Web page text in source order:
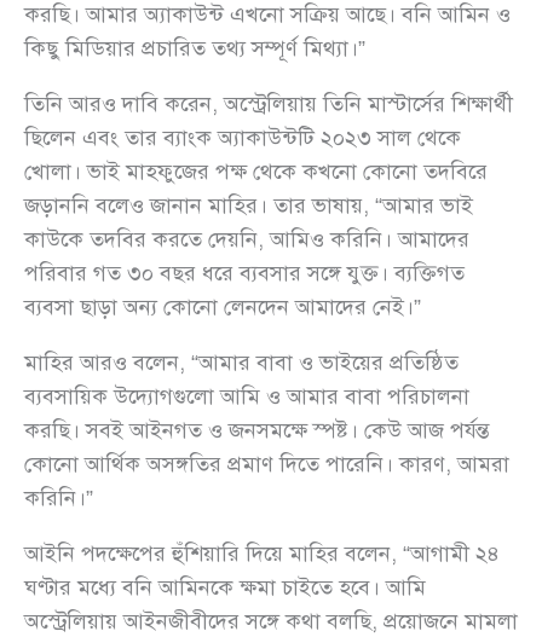
করছি। আমার অ্যাকাউন্ট এখনো সক্রিয় আছে। বনি আমিন ও
কিছু মিডিয়ার প্রচারিত তথ্য সম্পূর্ণ মিথ্যা।”
তিনি আরও দাবি করেন, অস্ট্রেলিয়ায় তিনি মাস্টার্সের শিক্ষার্থী
ছিলেন এবং তার ব্যাংক অ্যাকাউন্টটি ২০২৩ সাল থেকে
খোলা। ভাই মাহফুজের পক্ষ থেকে কখনো কোনো তদবিরে
জড়াননি বলেও জানান মাহির। তার ভাষায়, “আমার ভাই
কাউকে তদবির করতে দেয়নি, আমিও করিনি। আমাদের
পরিবার গত ৩০ বছর ধরে ব্যবসার সঙ্গে যুক্ত। ব্যক্তিগত
ব্যবসা ছাড়া অন্য কোনো লেনদেন আমাদের নেই।”
মাহির আরও বলেন, “আমার বাবা ও ভাইয়ের প্রতিষ্ঠিত
ব্যবসায়িক উদ্যোগগুলো আমি ও আমার বাবা পরিচালনা
করছি। সবই আইনগত ও জনসমক্ষে স্পষ্ট। কেউ আজ পর্যন্ত
কোনো আর্থিক অসঙ্গতির প্রমাণ দিতে পারেনি। কারণ, আমরা
করিনি।”
আইনি পদক্ষেপের হুঁশিয়ারি দিয়ে মাহির বলেন, “আগামী ২৪
ঘণ্টার মধ্যে বনি আমিনকে ক্ষমা চাইতে হবে। আমি
অস্ট্রেলিয়ায় আইনজীবীদের সঙ্গে কথা বলছি, প্রয়োজনে মামলা